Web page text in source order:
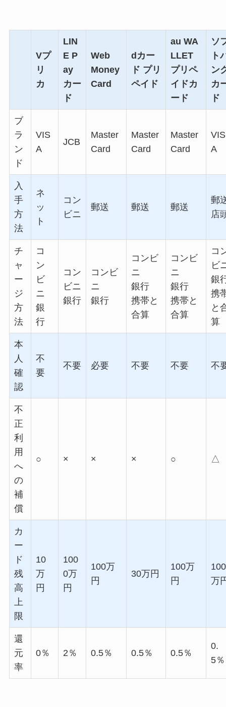
Vプ
リ
カ
LIN
E P
ay
カー
ド
Web
Money
Card
dカー
ド プリ
ペイド
au WA
LLET
プリペ
イドカ
ード
ソ
ト
ン
カ
ド
ブ
ラ
ン
ド
VIS
A
JCB
Master
Card
Master
Card
Master
Card
VIS
A
入
手
方
法
ネ
ッ
ト
コン
ビニ
郵送 郵送 郵送
郵
店
チ
ャ
ー
ジ
方
法
コ
ン
ビ
ニ
銀
行
コン
ビニ
銀行
コンビ
ニ
銀行
コンビ
ニ
銀行
携帯と
合算
コンビ
ニ
銀行
携帯と
合算
コ
ビ
銀
携
と
算
本
人
確
認
不
要
不要 必要 不要 不要 不
不
正
利
用
へ
の
補
償
○ × × × ○ △
カ
ー
ド
残
高
上
限
10
万
円
100
0万
円
100万
円
30万円
100万
円
100
万
還
元
率
0％ 2％ 0.5％ 0.5％ 0.5％
0.
5％